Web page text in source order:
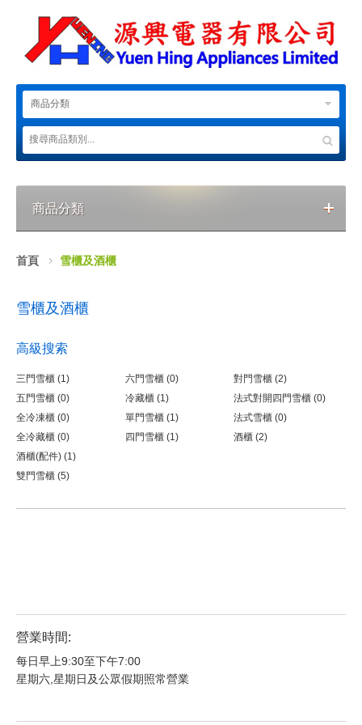
商品分類
商品分類
首頁 雪櫃及酒櫃
雪櫃及酒櫃
高級搜索
三門雪櫃 (1)
五門雪櫃 (0)
全冷凍櫃 (0)
全冷藏櫃 (0)
六門雪櫃 (0)
冷藏櫃 (1)
單門雪櫃 (1)
四門雪櫃 (1)
對門雪櫃 (2)
法式對開四門雪櫃 (0)
法式雪櫃 (0)
酒櫃 (2)
酒櫃(配件) (1)
雙門雪櫃 (5)
營業時間:
每日早上9:30至下午7:00
星期六,星期日及公眾假期照常營業